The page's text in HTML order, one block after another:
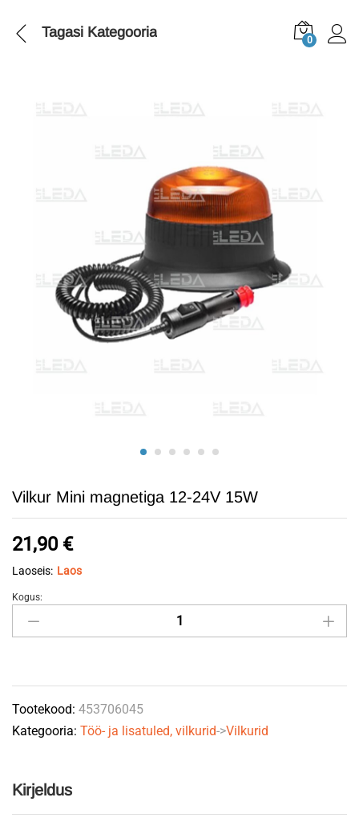
Tagasi Kategooria 0
Vilkur Mini magnetiga 12-24V 15W
21,90 €
Laoseis: Laos
Vilkur
Mini
24V
15W
quantity
Kogus:
Tootekood: 453706045
Kategooria: Töö- ja lisatuled, vilkurid->Vilkurid
Kirjeldus